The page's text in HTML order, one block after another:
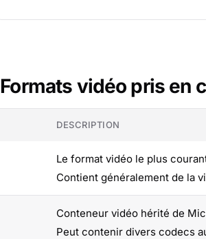
Formats vidéo pris en
DESCRIPTION
Le format vidéo le plus
Contient généralement de la
Conteneur vidéo hérité de
Peut contenir divers codecs